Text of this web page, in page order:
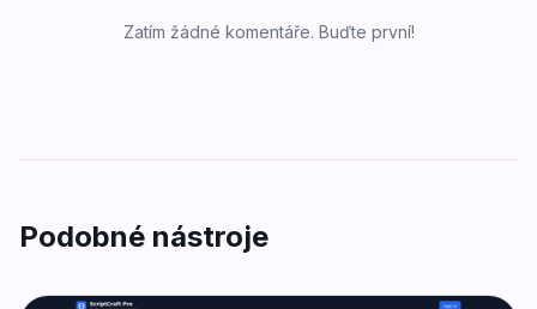
Zatím žádné komentáře. Buďte první!
Podobné nástroje